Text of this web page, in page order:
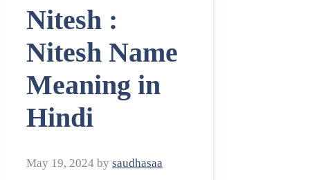
Nitesh :
Nitesh Name
Meaning in
Hindi
May 19, 2024 by saudhasaa